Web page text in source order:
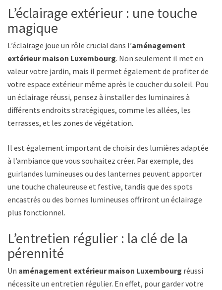
L’éclairage extérieur : une touche
magique
L’éclairage joue un rôle crucial dans l’aménagement
extérieur maison Luxembourg. Non seulement il met en
valeur votre jardin, mais il permet également de profiter de
votre espace extérieur même après le coucher du soleil. Pour
un éclairage réussi, pensez à installer des luminaires à
différents endroits stratégiques, comme les allées, les
terrasses, et les zones de végétation.
Il est également important de choisir des lumières adaptées
à l’ambiance que vous souhaitez créer. Par exemple, des
guirlandes lumineuses ou des lanternes peuvent apporter
une touche chaleureuse et festive, tandis que des spots
encastrés ou des bornes lumineuses offriront un éclairage
plus fonctionnel.
L’entretien régulier : la clé de la
pérennité
Un aménagement extérieur maison Luxembourg réussi
nécessite un entretien régulier. En effet, pour garder votre